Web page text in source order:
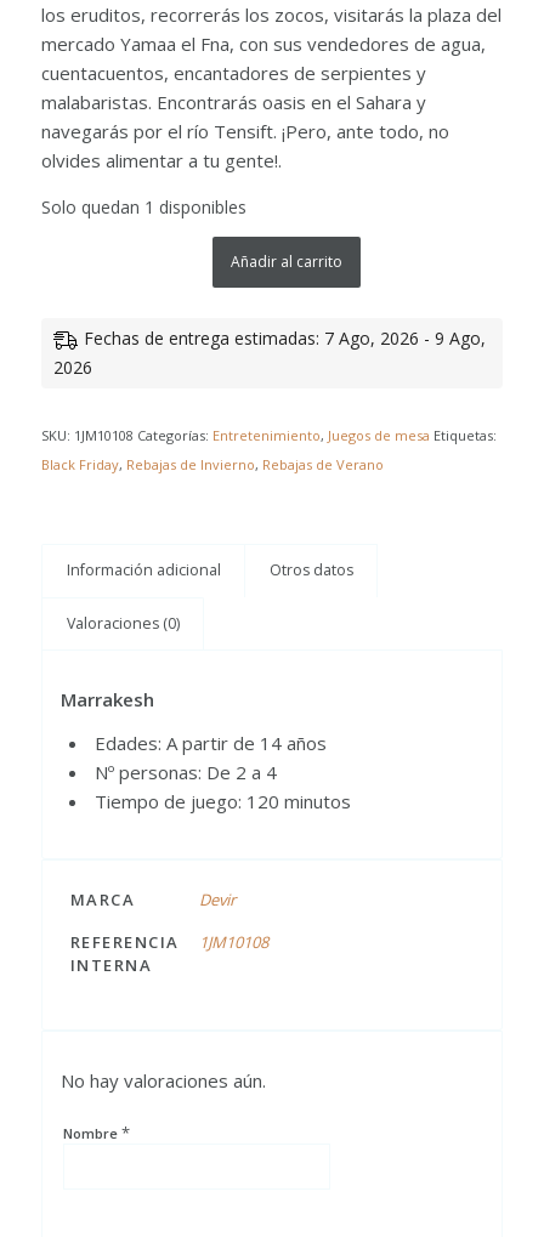
los eruditos, recorrerás los zocos, visitarás la plaza del
mercado Yamaa el Fna, con sus vendedores de agua,
cuentacuentos, encantadores de serpientes y
malabaristas. Encontrarás oasis en el Sahara y
navegarás por el río Tensift. ¡Pero, ante todo, no
olvides alimentar a tu gente!.
Solo quedan 1 disponibles
Añadir al carrito
Fechas de entrega estimadas: 7 Ago, 2026 - 9 Ago,
2026
SKU: 1JM10108 Categorías: Entretenimiento, Juegos de mesa Etiquetas:
Black Friday, Rebajas de Invierno, Rebajas de Verano
Información adicional Otros datos
Valoraciones (0)
Marrakesh
Edades: A partir de 14 años
Nº personas: De 2 a 4
Tiempo de juego: 120 minutos
MARCA
Devir
REFERENCIA
INTERNA
1JM10108
No hay valoraciones aún.
Nombre *